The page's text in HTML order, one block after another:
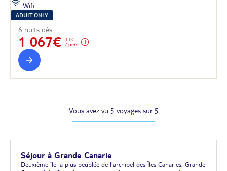
Wifi
ADULT ONLY
6 nuits dès
1 067€
TTC
/ pers.
Vous avez vu 5 voyages sur 5
Séjour à Grande Canarie
Deuxième île la plus peuplée de l'archipel des Îles Canaries, Grande